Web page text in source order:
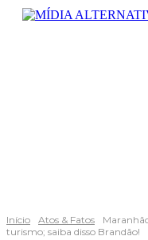
Início Atos & Fatos
turismo; saiba disso Brandão!